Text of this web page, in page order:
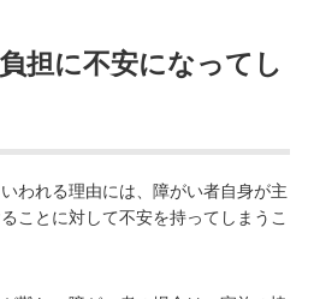
担に不安になってし
われる理由には、障がい者自身が主
ことに対して不安を持ってしまうこ